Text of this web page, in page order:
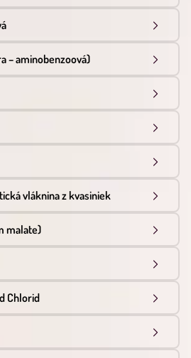
– aminobenzoová)
vláknina z kvasiniek
malate)
Chlorid